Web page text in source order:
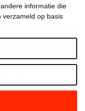
informatie die
verzameld op basis